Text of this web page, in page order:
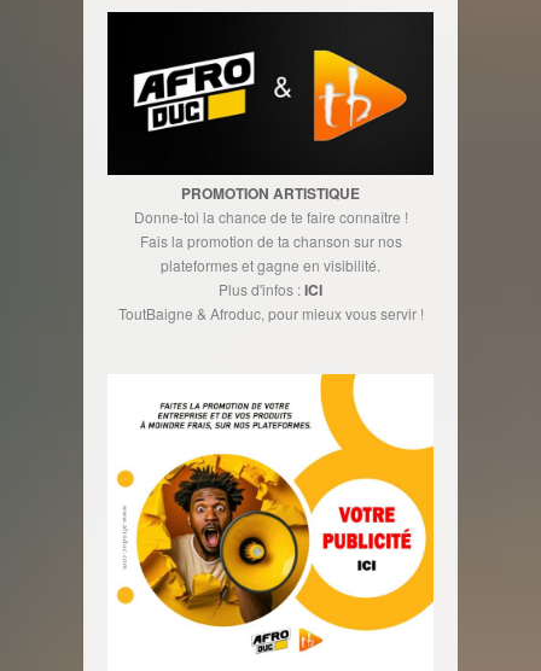
PROMOTION ARTISTIQUE
Donne-toi la chance de te faire connaître !
Fais la promotion de ta chanson sur nos
plateformes et gagne en visibilité.
Plus d'infos :ICI
ToutBaigne & Afroduc, pour mieux vous servir !